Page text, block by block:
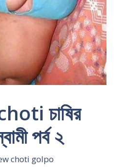
চাষির
পর্ব ২
choti golpo